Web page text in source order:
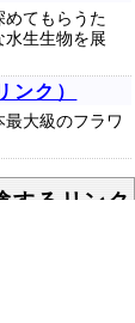
めてもらうた
水生生物を展
ンク）
大級のフラワ
するリンク